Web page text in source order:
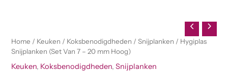
Home / Keuken / Koksbenodigdheden /Snijplanken / Hygiplas
Snijplanken (Set Van 7 – 20 mm Hoog)
Keuken, Koksbenodigdheden,Snijplanken
Hoog)
aantal